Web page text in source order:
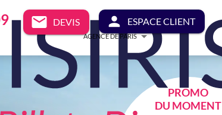
DEVIS ESPACE CLIENT
AGENCE DE PARIS
PROMO
DU MOMENT